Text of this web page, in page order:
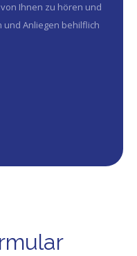
Ihnen zu hören und
und Anliegen behilflich